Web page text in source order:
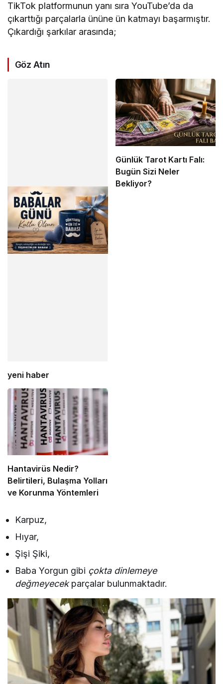
TikTok platformunun yanı sıra YouTube’da da
çıkarttığı parçalarla ününe ün katmayı başarmıştır.
Çıkardığı şarkılar arasında;
Göz Atın
yeni haber
Günlük Tarot Kartı Falı:
Bugün Sizi Neler
Bekliyor?
Hantavirüs Nedir?
Belirtileri, Bulaşma Yolları
ve Korunma Yöntemleri
Karpuz,
Hıyar,
Şişi Şiki,
Baba Yorgun gibi çokta dinlemeye
değmeyecekparçalar bulunmaktadır.